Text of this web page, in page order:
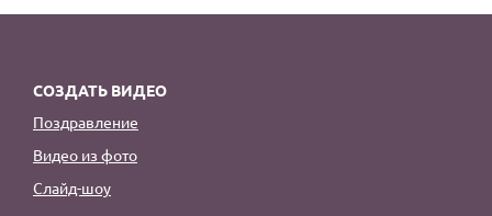
СОЗДАТЬ ВИДЕО
Поздравление
Видео из фото
Слайд-шоу